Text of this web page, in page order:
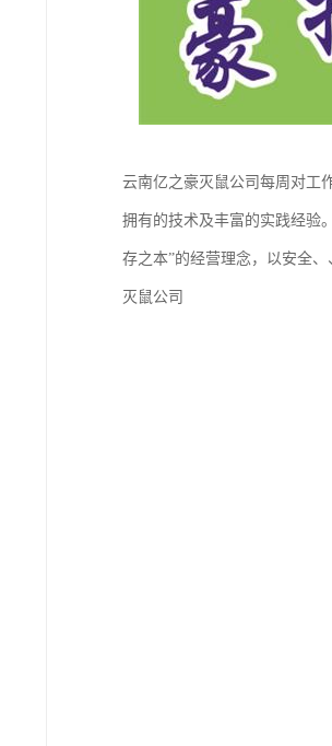
云南亿之豪灭鼠公司每周对工
拥有的技术及丰富的实践经验
存之本”的经营理念，以安全
灭鼠公司